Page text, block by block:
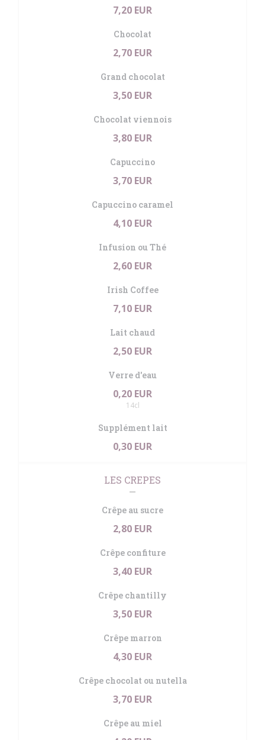
7,20 EUR
Chocolat
2,70 EUR
Grand chocolat
3,50 EUR
Chocolat viennois
3,80 EUR
Capuccino
3,70 EUR
Capuccino caramel
4,10 EUR
Infusion ou Thé
2,60 EUR
Irish Coffee
7,10 EUR
Lait chaud
2,50 EUR
Verre d'eau
0,20 EUR
14cl
Supplément lait
0,30 EUR
LES CREPES
Crêpe au sucre
2,80 EUR
Crêpe confiture
3,40 EUR
Crêpe chantilly
3,50 EUR
Crêpe marron
4,30 EUR
Crêpe chocolat ou nutella
3,70 EUR
Crêpe au miel